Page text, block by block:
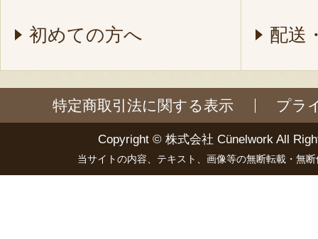
初めての方へ 配送
特定商取引法に関する表示 プラ
Copyright © 株式会社 Cünelwork All
当サイトの内容、テキスト、画像等の無断転載・無